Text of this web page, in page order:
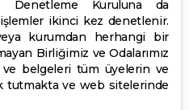
Denetleme Kuruluna da
ikinci kez denetlenir.
kurumdan herhangi bir
Birliğimiz ve Odalarımız
belgeleri tüm üyelerin ve
tutmakta ve web sitelerinde